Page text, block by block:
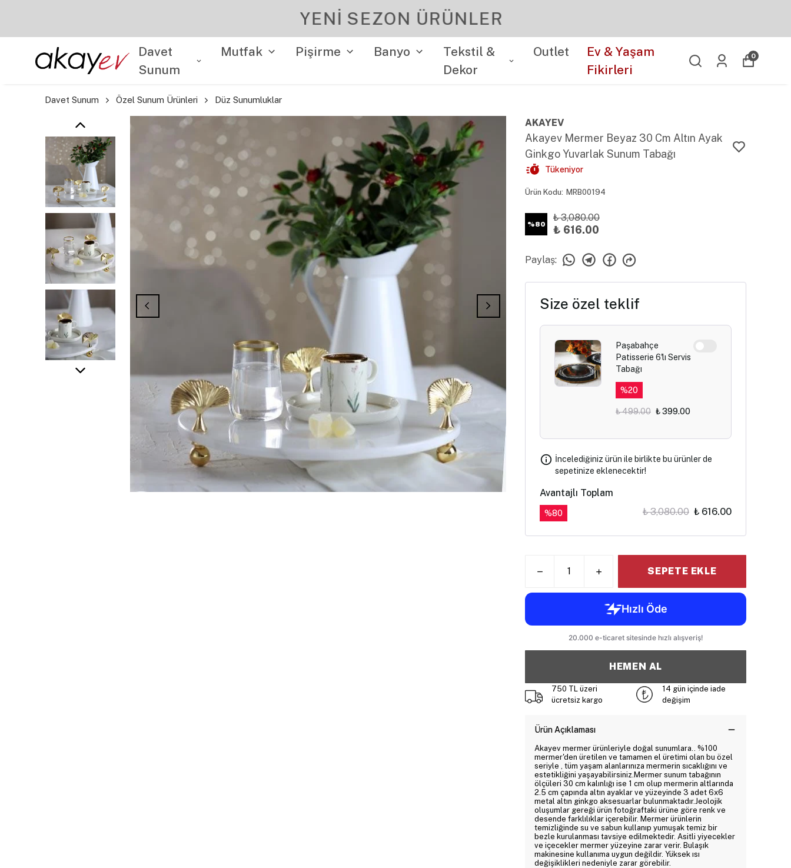
YENI SEZON ÜRÜNLER
Davet
Sunum
Mutfak Pişirme Banyo
Tekstil &
Dekor
Outlet
Ev & Yaşam
Fikirleri
0
Davet Sunum Özel Sunum Ürünleri Düz Sunumluklar
AKAYEV
Akayev Mermer Beyaz 30 Cm Altın Ayak
Ginkgo Yuvarlak Sunum Tabağı
Tükeniyor
Ürün Kodu: MRB00194
%80
₺ 3,080.00
₺ 616.00
Paylaş:
Size özel teklif
Paşabahçe
Patisserie 6'lı Servis
Tabağı
%20
₺ 499.00 ₺ 399.00
İncelediğiniz ürün ile birlikte bu ürünler de
sepetinize eklenecektir!
Avantajlı Toplam
%80 ₺ 3,080.00 ₺ 616.00
SEPETE EKLE
HEMEN AL
750 TL üzeri
ücretsiz kargo
14 gün içinde iade
değişim
Ürün Açıklaması
Akayev mermer ürünleriyle doğal sunumlara.. %100
mermer'den üretilen ve tamamen el üretimi olan bu özel
seriyle , tüm yaşam alanlarınıza mermerin sıcaklığını ve
estetikliğini yaşayabilirsiniz.Mermer sunum tabağının
ölçüleri 30 cm kalınlığı ise 1 cm olup mermerin altlarında
2.5 cm çapında altın ayaklar ve yüzeyinde 3 adet 6x6
metal altın ginkgo aksesuarlar bulunmaktadır.Jeolojik
oluşumlar gereği ürün fotoğraftaki ürüne göre renk ve
desende farklılıklar içerebilir. Mermer ürünlerin
temizliğinde su ve sabun kullanıp yumuşak temiz bir
bezle kurulanması tavsiye edilmektedir. Asitli yiyecekler
ve içecekler mermer yüzeyine zarar verir. Bulaşık
makinesine kullanıma uygun değildir. Yüksek ısı
değişiklikleri nedeniyle zarar görebilir.